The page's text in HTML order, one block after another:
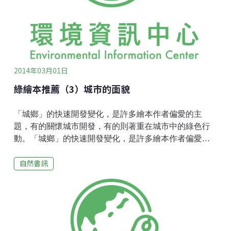
程中得到許多印證！蘋果樹在半年內要噴灑13次不同的
他想：如果能讓大家吃到沒有農藥的水果，對大自然和
人的身體不是都很好嗎？然而，一年又一年不同方法的
嘗試，卻充滿了挫折與孤單。別的
2014年03月01日
綠繪本推薦（3）城市的面貌
「城鄉」的快速開發變化，是許多繪本作者偏愛的主
題，有的關懷城市開發，有的則著重在城市中的綠色行
動。「城鄉」的快速開發變化，是許多繪本作者偏愛的
著重在城市中的綠色行動。這類繪本中常見的主題是城
義、社區改造等與居民自覺相關的故事，讓繪本更顯得
有趣。《挖土機年年作響‧鄉村變了》 圖文：約克米勒
Jörg Müller 出版社：和英瑞士藝術家約克在不同年代對
同一個地景同一角度的七張繪圖，彷彿透過相片一樣，
自然書訊